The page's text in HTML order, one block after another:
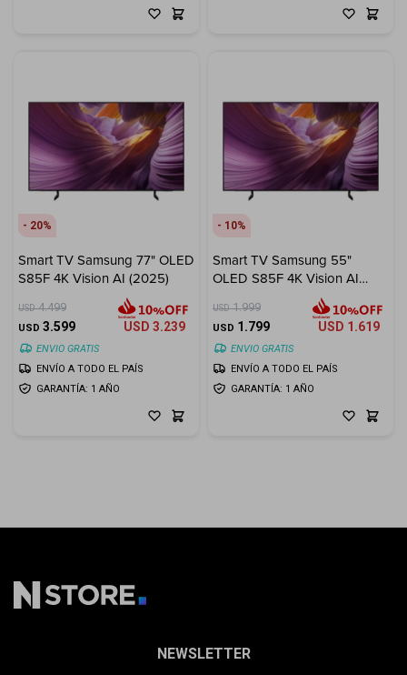
20
Smart TV Samsung 77" OLED
S85F 4K Vision AI (2025)
USD 4.499
USD 3.599 USD 3.239
ENVIO GRATIS
GARANTÍA: 1 AÑO
ENVÍO A TODO EL PAÍS
10
Smart TV Samsung 55"
OLED S85F 4K Vision AI
USD 1.999
USD 1.799 USD 1.619
ENVIO GRATIS
GARANTÍA: 1 AÑO
ENVÍO A TODO EL PAÍS
NEWSLETTER